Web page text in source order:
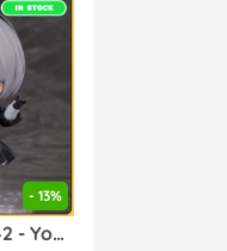
- 13%
MÔ HÌNH Pod 042 - YoRHa No. 2 Type B - NieR: Automata - Nendoroid (#1475) (Good Smile Company) FIGURE CHÍNH HÃNG